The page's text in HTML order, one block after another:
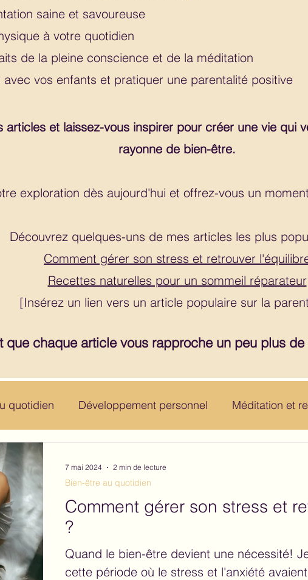
saine et savoureuse
à votre quotidien
de la pleine conscience et de la méditation
avec vos enfants et pratiquer une parentalité positive
articles et laissez-vous inspirer pour créer une vie qui
rayonne de bien-être.
exploration dès aujourd'hui et offrez-vous un
Découvrez quelques-uns de mes articles les plus
Comment gérer son stress et retrouver
Recettes naturelles pour un sommeil réparateur
[Insérez un lien vers un article populaire sur la
que chaque article vous rapproche un peu plus
quotidien Développement personnel Méditation et
émotions
Comment gérer son stress et
?
Quand le bien-être devient une nécessité!
cette période où le stress et l'anxiété
Bien-être au quotidien
7 mai 2024 2 min de lecture